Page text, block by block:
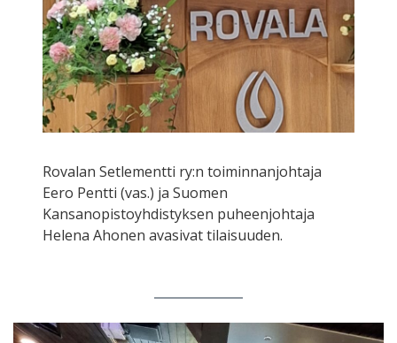
Rovalan Setlementti ry:n toiminnanjohtaja
Eero Pentti (vas.) ja Suomen
Kansanopistoyhdistyksen puheenjohtaja
Helena Ahonen avasivat tilaisuuden.